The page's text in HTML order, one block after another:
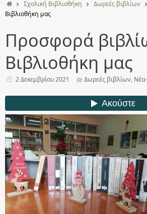
Αρχική
Σχολική Βιβλιοθήκη Δωρεές βιβλίων
Βιβλιοθήκη μας
Προσφορά
Βιβλιοθήκη μας
2 Δεκεμβρίου 2021 Δωρεές βιβλίων,